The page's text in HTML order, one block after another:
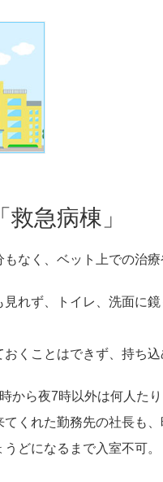
急病棟」
なく、ベット上での治
れず、トイレ、洗面に
くことはできず、持ち
から夜7時以外は何人たり
くれた勤務先の社長も
どになるまで入室不可。